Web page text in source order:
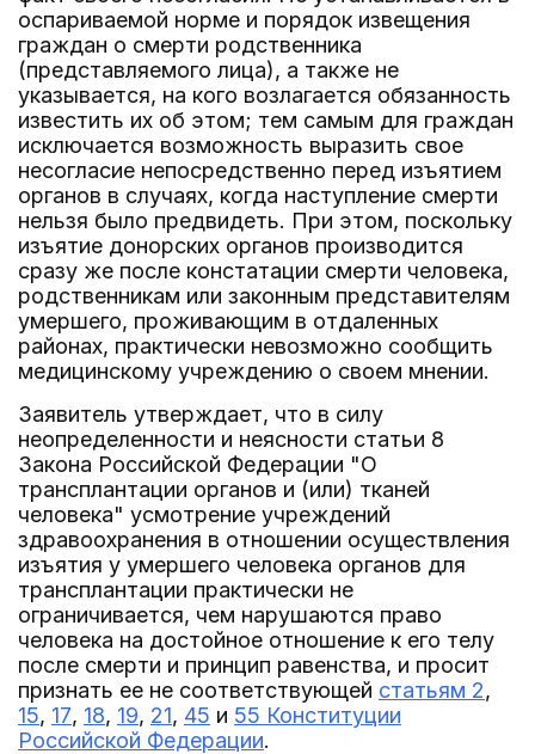
оспариваемой норме и порядок извещения
граждан о смерти родственника
(представляемого лица), а также не
указывается, на кого возлагается обязанность
известить их об этом; тем самым для граждан
исключается возможность выразить свое
несогласие непосредственно перед изъятием
органов в случаях, когда наступление смерти
нельзя было предвидеть. При этом, поскольку
изъятие донорских органов производится
сразу же после констатации смерти человека,
родственникам или законным представителям
умершего, проживающим в отдаленных
районах, практически невозможно сообщить
медицинскому учреждению о своем мнении.
Заявитель утверждает, что в силу
неопределенности и неясности статьи 8
Закона Российской Федерации "О
трансплантации органов и (или) тканей
человека" усмотрение учреждений
здравоохранения в отношении осуществления
изъятия у умершего человека органов для
трансплантации практически не
ограничивается, чем нарушаются право
человека на достойное отношение к его телу
после смерти и принцип равенства, и просит
признать ее не соответствующей статьям 2,
15, 17, 18, 19, 21, 45 и 55 Конституции
Российской Федерации.